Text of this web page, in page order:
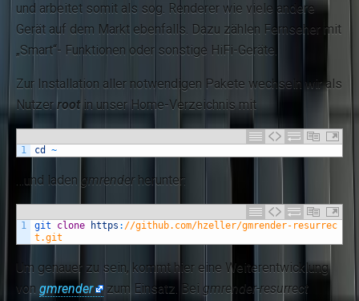
und arbeitet somit als sog. Renderer wie viele andere
Gerät auf dem Markt ebenfalls. Dazu zählen Fernseher mit
„Smart“- Funktionen oder sonstige HiFi-Geräte.
Zur Installation aller notwendigen Pakete wechseln wir als
Nutzer rootin unser Home-Verzeichnis mit
1 cd ~
…und laden gmrenderherunter:
1 git clone https : //github.com/hzeller/gmrender-resurrec
t.git
Um genauer zu sein, kommt hier eine Weiterentwicklung
von gmrender zum Einsatz. Bei gmrender-resurrect